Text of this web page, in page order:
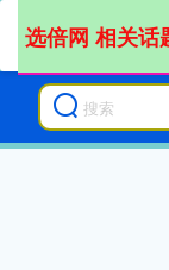
选倍网 相关话